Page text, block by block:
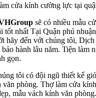
cửa kính cường lực tại
sẽ có nhiều mẫu
tốt nhất Tại Quận phú
hãy đến với chúng tôi,
hành lâu năm. Tiện làm
gọn.
tôi có đội ngũ thiết kế
phòng. Thợ làm cửa
mẫu vách kính văn phòng.